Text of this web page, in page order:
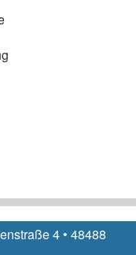
4 • 48488